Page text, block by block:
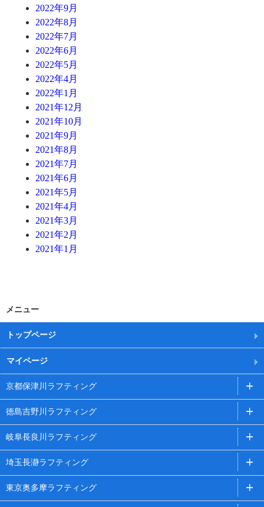
2022年9月
2022年8月
2022年7月
2022年6月
2022年5月
2022年4月
2022年1月
2021年12月
2021年10月
2021年9月
2021年8月
2021年7月
2021年6月
2021年5月
2021年4月
2021年3月
2021年2月
2021年1月
メニュー
トップページ
マイページ
京都保津川ラフティング
徳島吉野川ラフティング
岐阜長良川ラフティング
埼玉長瀞ラフティング
東京奥多摩ラフティング